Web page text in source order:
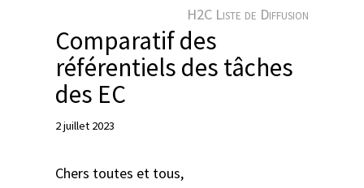
H2C Liste de Diffusion
Comparatif des
référentiels des tâches
des EC
2 juillet 2023
Chers toutes et tous,